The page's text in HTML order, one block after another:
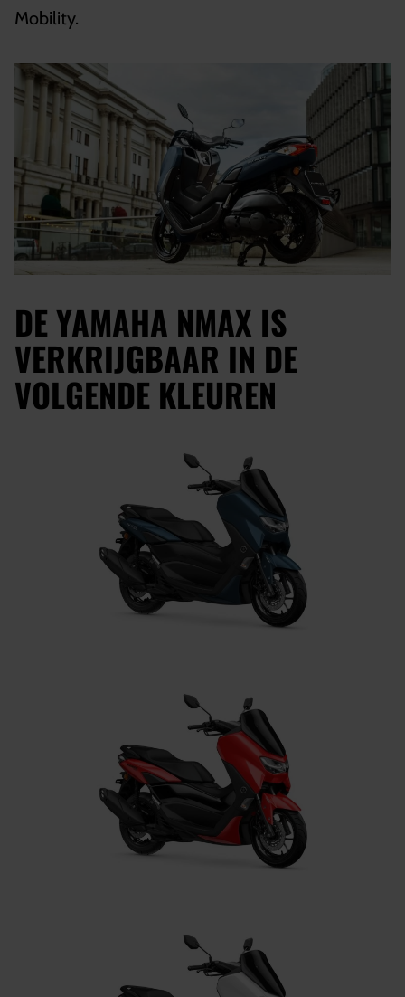
Mobility.
DE YAMAHA NMAX IS
VERKRIJGBAAR IN DE
VOLGENDE KLEUREN